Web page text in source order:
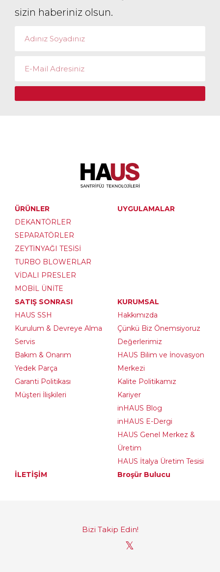
sizin haberiniz olsun.
ÜRÜNLER
DEKANTÖRLER
SEPARATÖRLER
ZEYTİNYAĞI TESİSİ
TURBO BLOWERLAR
VİDALI PRESLER
MOBİL ÜNİTE
UYGULAMALAR
SATIŞ SONRASI
HAUS SSH
Kurulum & Devreye Alma
Servis
Bakım & Onarım
Yedek Parça
Garanti Politikası
Müşteri İlişkileri
KURUMSAL
Hakkımızda
Çünkü Biz Önemsiyoruz
Değerlerimiz
HAUS Bilim ve İnovasyon
Merkezi
Kalite Politikamız
Kariyer
inHAUS Blog
inHAUS E-Dergi
HAUS Genel Merkez &
Üretim
HAUS İtalya Üretim Tesisi
İLETİŞİM
Broşür Bulucu
Bizi Takip Edin!
𝕏